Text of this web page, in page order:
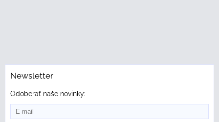
Newsletter
Odoberať naše novinky: